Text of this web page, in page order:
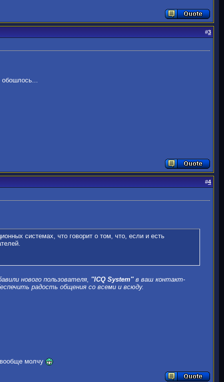
#3
обошлось...
#4
системах, что говорит о том, что, если и есть
нового пользователя, ''ICQ System''в ваш контакт-
радость общения со всеми и всюду.
молчу